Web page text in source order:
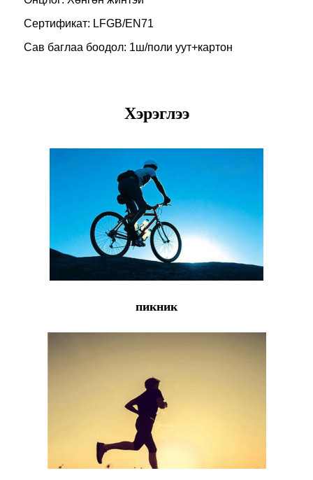
Сертификат: LFGB/EN71
Сав баглаа боодол: 1ш/поли уут+картон
Хэрэглээ
пикник